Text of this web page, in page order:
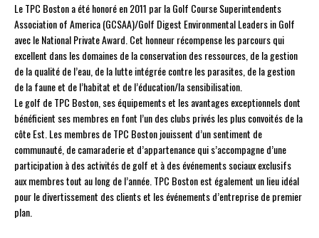
Le TPC Boston a été honoré en 2011 par la Golf Course Superintendents
Association of America (GCSAA)/Golf Digest Environmental Leaders in Golf
avec le National Private Award. Cet honneur récompense les parcours qui
excellent dans les domaines de la conservation des ressources, de la gestion
de la qualité de l’eau, de la lutte intégrée contre les parasites, de la gestion
de la faune et de l’habitat et de l’éducation/la sensibilisation.
Le golf de TPC Boston, ses équipements et les avantages exceptionnels dont
bénéficient ses membres en font l’un des clubs privés les plus convoités de la
côte Est. Les membres de TPC Boston jouissent d’un sentiment de
communauté, de camaraderie et d’appartenance qui s’accompagne d’une
participation à des activités de golf et à des événements sociaux exclusifs
aux membres tout au long de l’année. TPC Boston est également un lieu idéal
pour le divertissement des clients et les événements d’entreprise de premier
plan.